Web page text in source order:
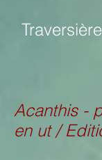
Acanthis -
en ut /